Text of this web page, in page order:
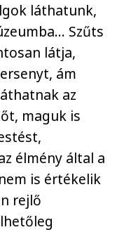
láthatunk,
Szűts
látja,
ám
az
maguk is
élmény által a
is értékelik
rejlő